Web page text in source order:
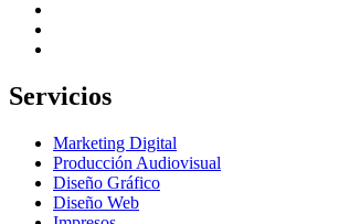
Servicios
Marketing Digital
Producción Audiovisual
Diseño Gráfico
Diseño Web